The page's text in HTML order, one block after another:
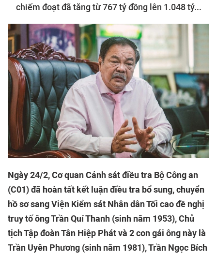
chiếm đoạt đã tăng từ 767 tỷ đồng lên 1.048 tỷ...
Ngày 24/2, Cơ quan Cảnh sát điều tra Bộ Công an
(C01) đã hoàn tất kết luận điều tra bổ sung, chuyển
hồ sơ sang Viện Kiểm sát Nhân dân Tối cao đề nghị
truy tố ông Trần Quí Thanh (sinh năm 1953), Chủ
tịch Tập đoàn Tân Hiệp Phát và 2 con gái ông này là
Trần Uyên Phương (sinh năm 1981), Trần Ngọc Bích